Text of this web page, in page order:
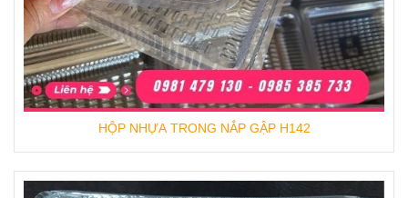
HỘP NHỰA TRONG NẮP GẬP H142